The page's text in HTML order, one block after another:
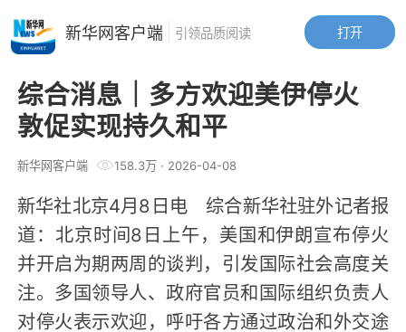
综合消息｜多方欢迎美伊停火
敦促实现持久和平
新华网客户端 158.3万· 2026-04-08
新华社北京4月8日电 综合新华社驻外记者报
道：北京时间8日上午，美国和伊朗宣布停火
并开启为期两周的谈判，引发国际社会高度关
注。多国领导人、政府官员和国际组织负责人
对停火表示欢迎，呼吁各方通过政治和外交途
打开
新华网客户端 引领品质阅读